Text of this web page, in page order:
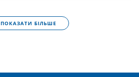
ПОКАЗАТИ БІЛЬШЕ